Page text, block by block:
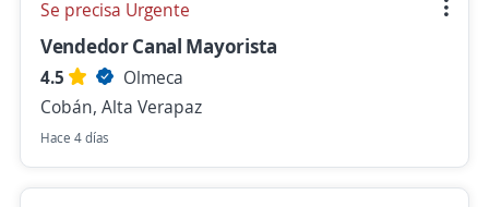
Se precisa Urgente
Vendedor Canal Mayorista
4.5
Olmeca
Cobán, Alta Verapaz
Hace 4 días